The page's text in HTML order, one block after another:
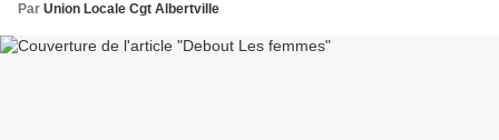
Par Union Locale Cgt Albertville